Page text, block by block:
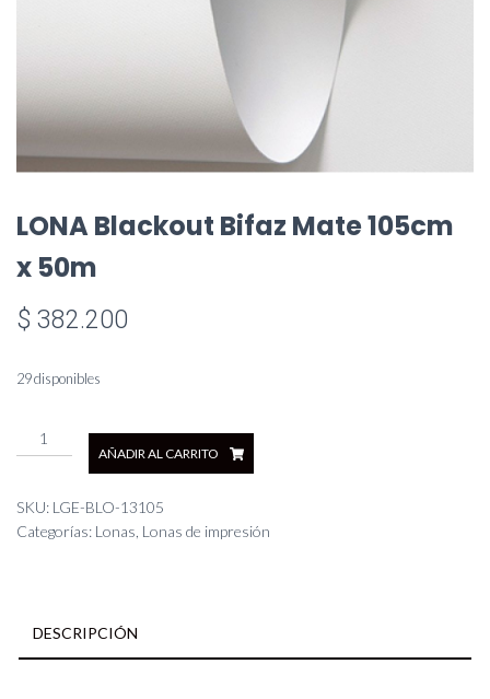
LONA Blackout Bifaz Mate 105cm
x 50m
$ 382.200
29 disponibles
LONA
Blackout
Mate
105cm
AÑADIR AL CARRITO
SKU: LGE-BLO-13105
Categorías: Lonas Lonas de impresión
DESCRIPCIÓN